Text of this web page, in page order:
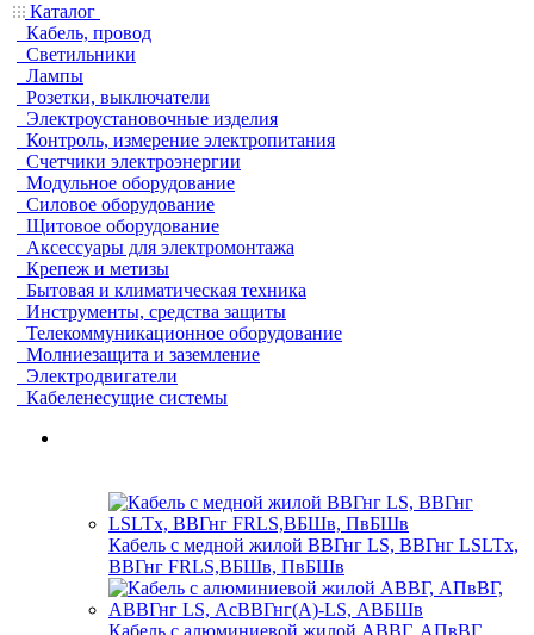
Каталог
Кабель, провод
Светильники
Лампы
Розетки, выключатели
Электроустановочные изделия
Контроль, измерение электропитания
Счетчики электроэнергии
Модульное оборудование
Силовое оборудование
Щитовое оборудование
Аксессуары для электромонтажа
Крепеж и метизы
Бытовая и климатическая техника
Инструменты, средства защиты
Телекоммуникационное оборудование
Молниезащита и заземление
Электродвигатели
Кабеленесущие системы
Кабель с медной жилой ВВГнг LS, ВВГнг LSLTx,
ВВГнг FRLS,ВБШв, ПвБШв
Кабель с алюминиевой жилой АВВГ, АПвВГ,